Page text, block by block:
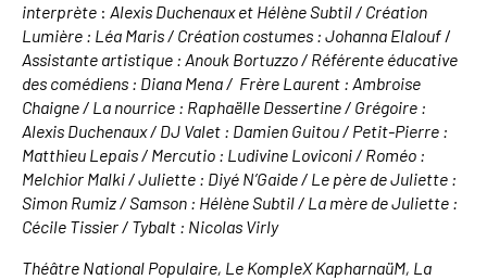
interprète : Alexis Duchenaux et Hélène Subtil / Création
Lumière : Léa Maris / Création costumes : Johanna Elalouf /
Assistante artistique : Anouk Bortuzzo / Référente éducative
des comédiens : Diana Mena / Frère Laurent : Ambroise
Chaigne / La nourrice : Raphaëlle Dessertine / Grégoire :
Alexis Duchenaux / DJ Valet : Damien Guitou / Petit-Pierre :
Matthieu Lepais / Mercutio : Ludivine Loviconi / Roméo :
Melchior Malki /Juliette : Diyé N’Gaide / Le père de Juliette :
Simon Rumiz /Samson : Hélène Subtil / La mère de Juliette :
Cécile Tissier / Tybalt : Nicolas Virly
Théâtre National Populaire, Le KompleX KapharnaüM, La